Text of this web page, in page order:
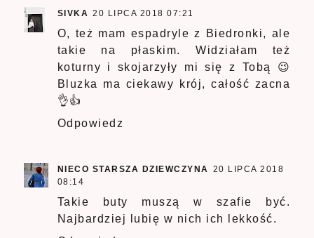
SIVKA 20 LIPCA 2018 07:21
O, też mam espadryle z Biedronki, ale
takie na płaskim. Widziałam też
koturny i skojarzyły mi się z Tobą 😉
Bluzka ma ciekawy krój, całość zacna
👌👍
Odpowiedz
NIECO STARSZA DZIEWCZYNA 20 LIPCA 2018
08:14
Takie buty muszą w szafie być.
Najbardziej lubię w nich ich lekkość.